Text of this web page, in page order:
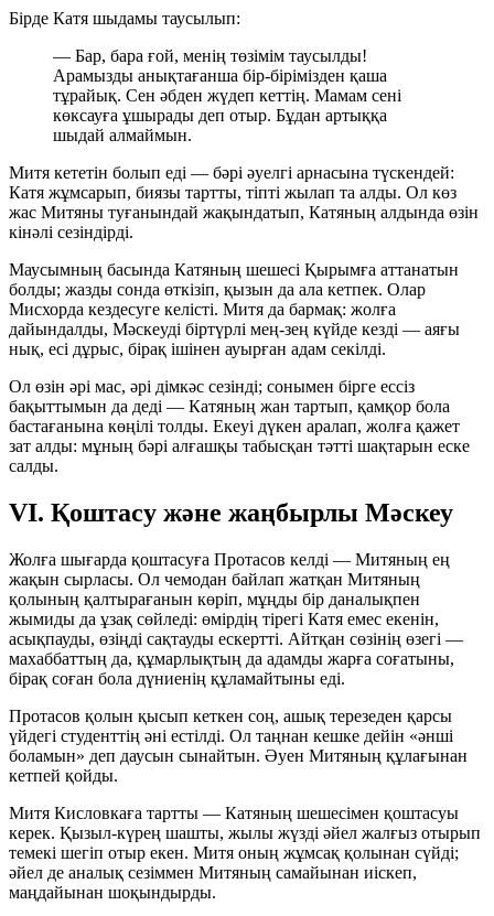
Бірде Катя шыдамы таусылып:
— Бар, бара ғой, менің төзімім таусылды!
Арамызды анықтағанша бір-бірімізден қаша
тұрайық. Сен әбден жүдеп кеттің. Мамам сені
көксауға ұшырады деп отыр. Бұдан артыққа
шыдай алмаймын.
Митя кететін болып еді — бәрі әуелгі арнасына түскендей:
Катя жұмсарып, биязы тартты, тіпті жылап та алды. Ол көз
жас Митяны туғанындай жақындатып, Катяның алдында өзін
кінәлі сезіндірді.
Маусымның басында Катяның шешесі Қырымға аттанатын
болды; жазды сонда өткізіп, қызын да ала кетпек. Олар
Мисхорда кездесуге келісті. Митя да бармақ: жолға
дайындалды, Мәскеуді біртүрлі мең-зең күйде кезді — аяғы
нық, есі дұрыс, бірақ ішінен ауырған адам секілді.
Ол өзін әрі мас, әрі дімкәс сезінді; сонымен бірге ессіз
бақыттымын да деді — Катяның жан тартып, қамқор бола
бастағанына көңілі толды. Екеуі дүкен аралап, жолға қажет
зат алды: мұның бәрі алғашқы табысқан тәтті шақтарын еске
салды.
VI. Қоштасу және жаңбырлы Мәскеу
Жолға шығарда қоштасуға Протасов келді — Митяның ең
жақын сырласы. Ол чемодан байлап жатқан Митяның
қолының қалтырағанын көріп, мұңды бір даналықпен
жымиды да ұзақ сөйледі: өмірдің тірегі Катя емес екенін,
асықпауды, өзіңді сақтауды ескертті. Айтқан сөзінің өзегі —
махаббаттың да, құмарлықтың да адамды жарға соғатыны,
бірақ соған бола дүниенің құламайтыны еді.
Протасов қолын қысып кеткен соң, ашық терезеден қарсы
үйдегі студенттің әні естілді. Ол таңнан кешке дейін «әнші
боламын» деп даусын сынайтын. Әуен Митяның құлағынан
кетпей қойды.
Митя Кисловкаға тартты — Катяның шешесімен қоштасуы
керек. Қызыл-күрең шашты, жылы жүзді әйел жалғыз отырып
темекі шегіп отыр екен. Митя оның жұмсақ қолынан сүйді;
әйел де аналық сезіммен Митяның самайынан иіскеп,
маңдайынан шоқындырды.